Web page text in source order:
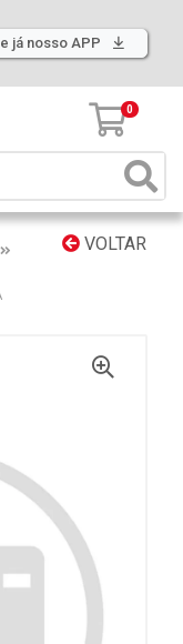
já nosso APP
0
VOLTAR